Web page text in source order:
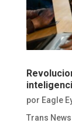
por Eagle
Trans News